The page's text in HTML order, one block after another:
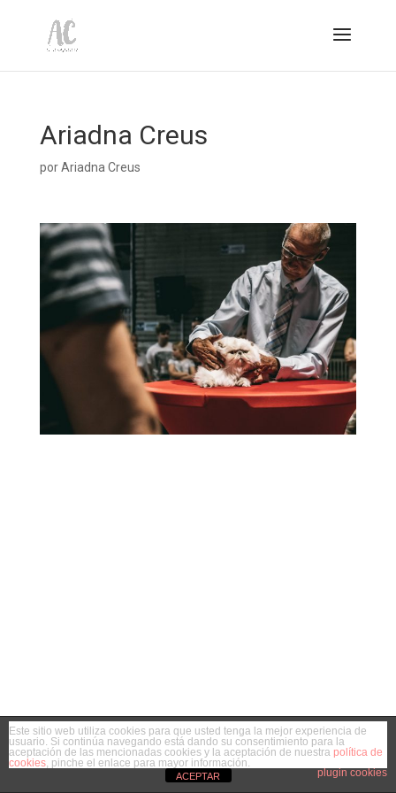
Ariadna Creus
porAriadna Creus
Este sitio web utiliza cookies para que usted tenga la mejor experiencia de
usuario. Si continúa navegando está dando su consentimiento para la
aceptación de las mencionadas cookies y la aceptación de nuestra política de
cookies, pinche el enlace para mayor información.
plugin cookies
ACEPTAR